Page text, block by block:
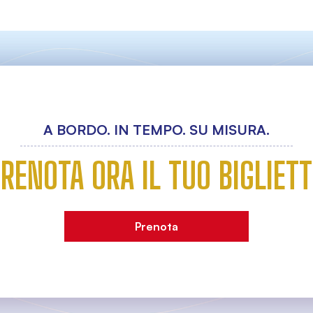
A BORDO. IN TEMPO. SU MISURA.
ORA IL TUO
Prenota